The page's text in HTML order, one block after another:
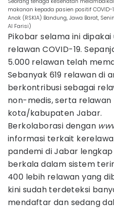
makanan kepada pasien positif
Anak (RSKIA) Bandung, Jawa Barat,
Al Farisi)
Pikobar selama ini
relawan COVID-19.
5.000 relawan telah
Sebanyak 619 relawan di
berkontribusi sebagai
non-medis, serta
kota/kabupaten Jabar.
Berkolaborasi dengan
informasi terkait
pandemi di Jabar
berkala dalam sistem
400 lebih relawan yang
kini sudah terdeteksi
mendaftar dan sedang